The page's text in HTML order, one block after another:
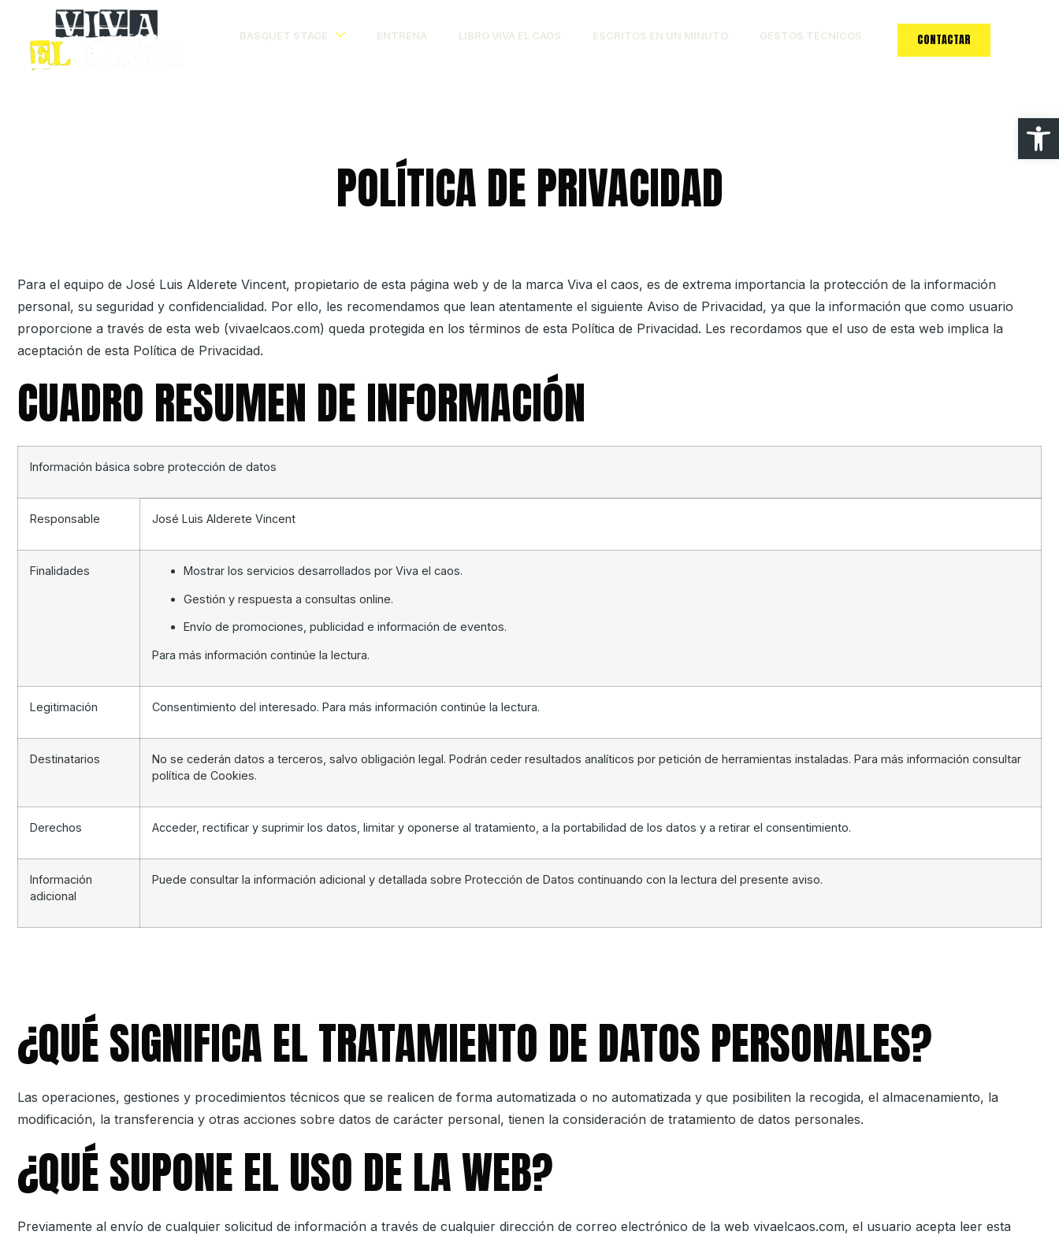
Abrir
BASQUET STAGE ENTRENA LIBRO VIVA EL CAOS ESCRITOS EN UN MINUTO GESTOS TÉCNICOS CONTACTAR
POLÍTICA DE PRIVACIDAD
Para el equipo de José Luis Alderete Vincent, propietario de esta página web y de la marca Viva el caos, es de extrema importancia la protección de la información
personal, su seguridad y confidencialidad. Por ello, les recomendamos que lean atentamente el siguiente Aviso de Privacidad, ya que la información que como usuario
proporcione a través de esta web (vivaelcaos.com) queda protegida en los términos de esta Política de Privacidad. Les recordamos que el uso de esta web implica la
aceptación de esta Política de Privacidad.
CUADRO RESUMEN DE INFORMACIÓN
Información básica sobre protección de datos
Responsable José Luis Alderete Vincent
Finalidades Mostrar los servicios desarrollados por Viva el caos.
Gestión y respuesta a consultas online.
Envío de promociones, publicidad e información de eventos.
Para más información continúe la lectura.
Legitimación Consentimiento del interesado. Para más información continúe la lectura.
Destinatarios
No se cederán datos a terceros, salvo obligación legal. Podrán ceder resultados analíticos por petición de herramientas instaladas. Para más información consultar
política de Cookies.
Derechos Acceder, rectificar y suprimir los datos, limitar y oponerse al tratamiento, a la portabilidad de los datos y a retirar el consentimiento.
Información
adicional
Puede consultar la información adicional y detallada sobre Protección de Datos continuando con la lectura del presente aviso.
¿QUÉ SIGNIFICA EL TRATAMIENTO DE DATOS PERSONALES?
Las operaciones, gestiones y procedimientos técnicos que se realicen de forma automatizada o no automatizada y que posibiliten la recogida, el almacenamiento, la
modificación, la transferencia y otras acciones sobre datos de carácter personal, tienen la consideración de tratamiento de datos personales.
¿QUÉ SUPONE EL USO DE LA WEB?
Previamente al envío de cualquier solicitud de información a través de cualquier dirección de correo electrónico de la web vivaelcaos.com, el usuario acepta leer esta